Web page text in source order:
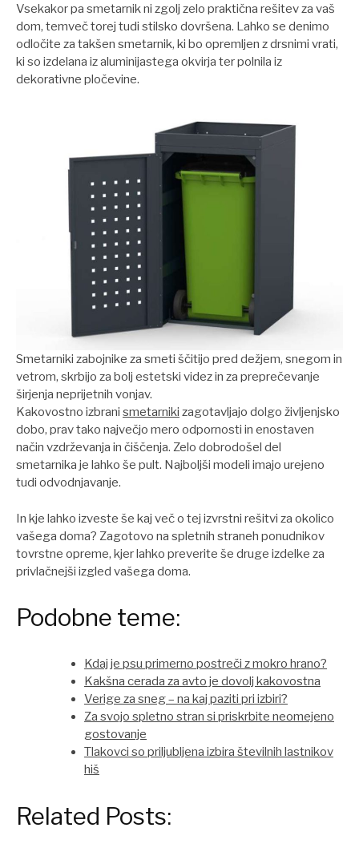
Vsekakor pa smetarnik ni zgolj zelo praktična rešitev za vaš
dom, temveč torej tudi stilsko dovršena. Lahko se denimo
odločite za takšen smetarnik, ki bo opremljen z drsnimi vrati,
ki so izdelana iz aluminijastega okvirja ter polnila iz
dekorativne pločevine.
Smetarniki zabojnike za smeti ščitijo pred dežjem, snegom in
vetrom, skrbijo za bolj estetski videz in za preprečevanje
širjenja neprijetnih vonjav.
Kakovostno izbrani smetarniki zagotavljajo dolgo življenjsko
dobo, prav tako največjo mero odpornosti in enostaven
način vzdrževanja in čiščenja. Zelo dobrodošel del
smetarnika je lahko še pult. Najboljši modeli imajo urejeno
tudi odvodnjavanje.
In kje lahko izveste še kaj več o tej izvrstni rešitvi za okolico
vašega doma? Zagotovo na spletnih straneh ponudnikov
tovrstne opreme, kjer lahko preverite še druge izdelke za
privlačnejši izgled vašega doma.
Podobne teme:
Kdaj je psu primerno postreči z mokro hrano?
Kakšna cerada za avto je dovolj kakovostna
Verige za sneg – na kaj paziti pri izbiri?
Za svojo spletno stran si priskrbite neomejeno
gostovanje
Tlakovci so priljubljena izbira številnih lastnikov
hiš
Related Posts: